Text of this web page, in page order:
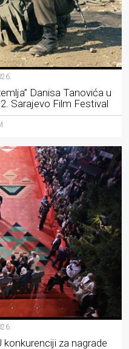
Danisa Tanovića u
Sarajevo Film Festival
za nagrade